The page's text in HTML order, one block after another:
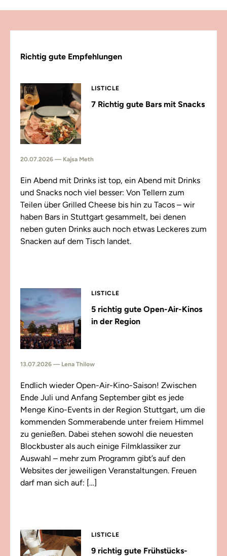
Richtig gute Empfehlungen
LISTICLE
7 Richtig gute Bars mit Snacks
20.07.2026 — Kajsa Meth
Ein Abend mit Drinks ist top, ein Abend mit Drinks
und Snacks noch viel besser: Von Tellern zum
Teilen über Grilled Cheese bis hin zu Tacos – wir
haben Bars in Stuttgart gesammelt, bei denen
neben guten Drinks auch noch etwas Leckeres zum
Snacken auf dem Tisch landet.
LISTICLE
5 richtig gute Open-Air-Kinos
in der Region
13.07.2026 — Lena Thilow
Endlich wieder Open-Air-Kino-Saison! Zwischen
Ende Juli und Anfang September gibt es jede
Menge Kino-Events in der Region Stuttgart, um die
kommenden Sommerabende unter freiem Himmel
zu genießen. Dabei stehen sowohl die neuesten
Blockbuster als auch einige Filmklassiker zur
Auswahl – mehr zum Programm gibt’s auf den
Websites der jeweiligen Veranstaltungen. Freuen
darf man sich auf: […]
LISTICLE
9 richtig gute Frühstücks-